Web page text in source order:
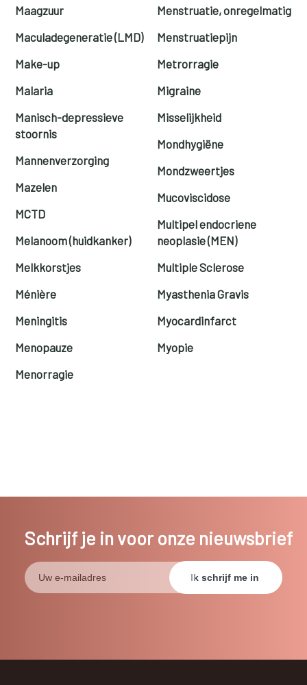
Maagzuur
Maculadegeneratie (LMD)
Make-up
Malaria
Manisch-depressieve
stoornis
Mannenverzorging
Mazelen
MCTD
Melanoom (huidkanker)
Melkkorstjes
Ménière
Meningitis
Menopauze
Menorragie
Menstruatie, onregelmatig
Menstruatiepijn
Metrorragie
Migraine
Misselijkheid
Mondhygiëne
Mondzweertjes
Mucoviscidose
Multipel endocriene
neoplasie (MEN)
Multiple Sclerose
Myasthenia Gravis
Myocardinfarct
Myopie
Schrijf je in voor onze nieuwsbrief